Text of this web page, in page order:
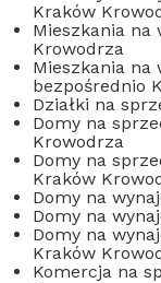
Kraków
Mieszkania na
Krowodrza
Mieszkania na
bezpośrednio
Działki na
Domy na
Krowodrza
Domy na
Kraków
Domy na
Domy na
Domy na
Kraków
Komercja na